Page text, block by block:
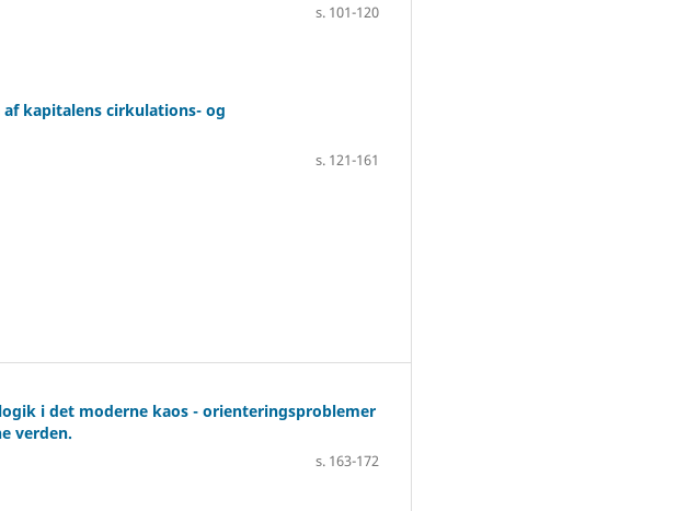
s. 101-120
kapitalens cirkulations- og
s. 121-161
i det moderne kaos - orienteringsproblemer
verden.
s. 163-172